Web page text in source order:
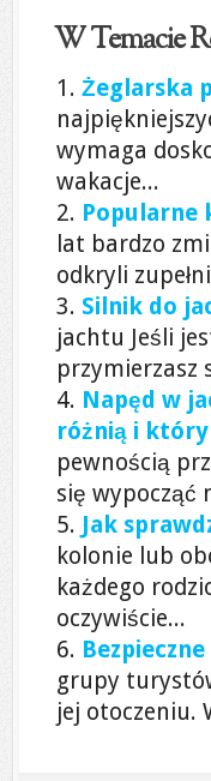
W Temacie
Żeglarska
wymaga
wakacje...
Popularne
lat bardzo
odkryli
Silnik do
jachtu Jeśli
przymierzasz
Napęd w
różnią i
pewnością
się wypocząć
Jak
kolonie lub
każdego
oczywiście...
grupy
jej otoczeniu.